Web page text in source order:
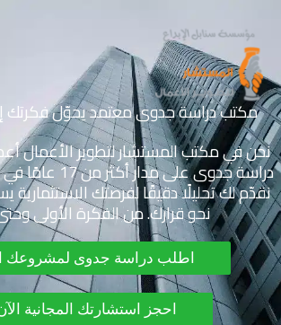
المحتوى
مكتب دراسة جدوى معتمد يحوّل فكرتك
دراسة جدوى على
نقدّم لك تحليلًا دقيقًا لفرصتك
نحو قرارك. من الفكرة الأولى
اطلب دراسة جدوى لمشروعك
احجز استشارتك المجانية